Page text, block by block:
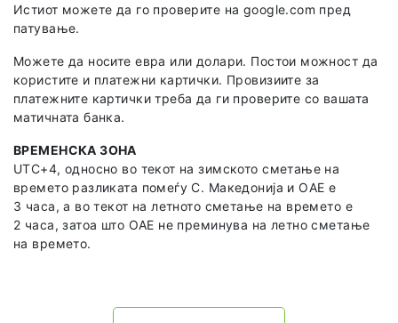
Истиот можете да го проверите на google.com пред
патување.
Можете да носите евра или долари. Постои можност да
користите и платежни картички. Провизиите за
платежните картички треба да ги проверите со вашата
матичната банка.
ВРЕМЕНСКА ЗОНА
UTC+4, односно во текот на зимското сметање на
времето разликата помеѓу С. Македонија и OAE е
3 часа, а во текот на летното сметање на времето е
2 часа, затоа што OAE не преминува на летно сметање
на времето.